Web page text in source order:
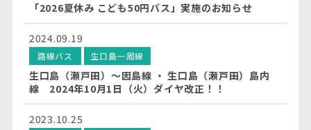
「2026夏休み こども50円バス」実施のお知らせ
2024.09.19
路線バス 生口島一周線
生口島（瀬戸田）～因島線 ・ 生口島（瀬戸田）島内
線 2024年10月1日（火）ダイヤ改正！！
2023.10.25